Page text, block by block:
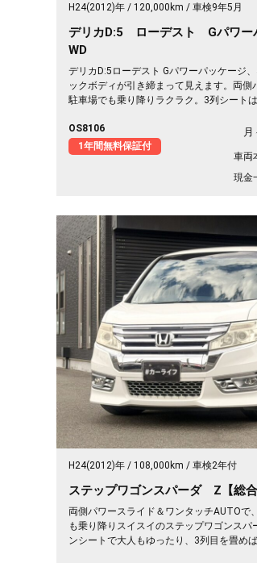
H24(2012)年 120,000km 車検9年5月
デリカD:5 ローデスト Gパワー
WD
デリカD:5ローデスト Gパワーパッケージ
ックボディが引き締まって見えます。両側
駐車場でも乗り降りラクラク。3列シート
きな車体もスッと駐車OK。雪道もアウト
これ一台で頼れる相棒に🚗✨💺🙌。安心し
付》です😊
OS8106
1年間無料保証付
月
車両
現金
H24(2012)年 108,000km 車検2年付
ステップワゴンスパーダ Z【総合
両側パワースライド＆ワンタッチAUTOで
も乗り降りスイスイのステップワゴンスパ
ンシートで大人もゆったり、3列目を畳め